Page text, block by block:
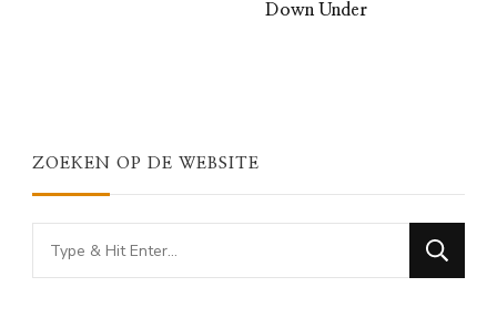
Down Under
ZOEKEN OP DE WEBSITE
Looking
for